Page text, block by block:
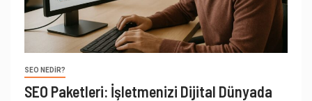
SEO NEDIR?
SEO Paketleri: İşletmenizi Dijital Dünyada